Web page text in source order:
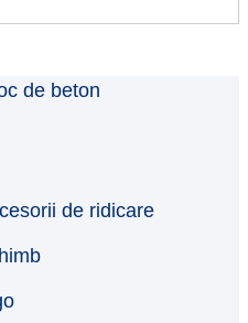
de beton
de ridicare